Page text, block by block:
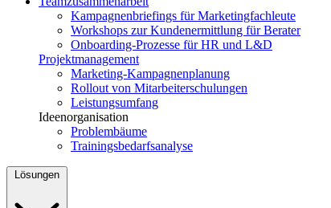
Kampagnenbriefings für Marketingfachleute
Workshops zur Kundenermittlung für Berater
Onboarding-Prozesse für HR und L&D
Projektmanagement
Marketing-Kampagnenplanung
Rollout von Mitarbeiterschulungen
Leistungsumfang
Ideenorganisation
Problembäume
Trainingsbedarfsanalyse
Lösungen